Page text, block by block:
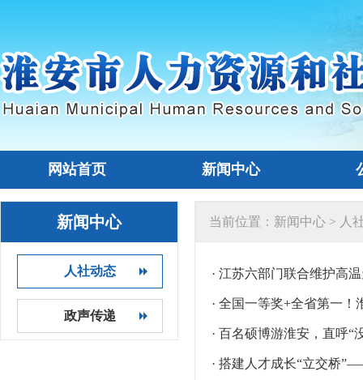
网站首页 新闻中心
新闻中心
人社动态
政声传递
当前位置： 新闻中心 > 人
· 江苏六部门联合维护高
· 全国一等奖+全省第一
· 百名硕博游淮安，直呼“
· 搭建人才成长“立交桥